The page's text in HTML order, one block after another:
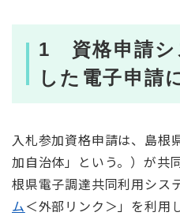
1 資格申請シ
した電子申請
入札参加資格申請は、島根
加自治体」という。）が共
根県電子調達共同利用シス
ム＜外部リンク＞ 」を利用